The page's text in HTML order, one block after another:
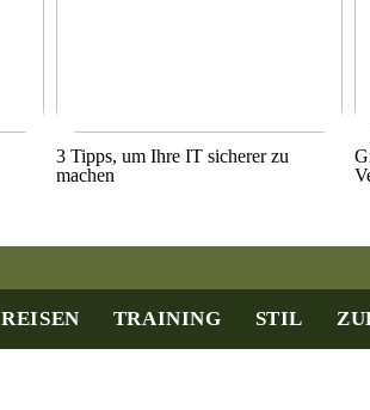
3 Tipps, um Ihre IT sicherer zu
machen
REISEN TRAINING STIL